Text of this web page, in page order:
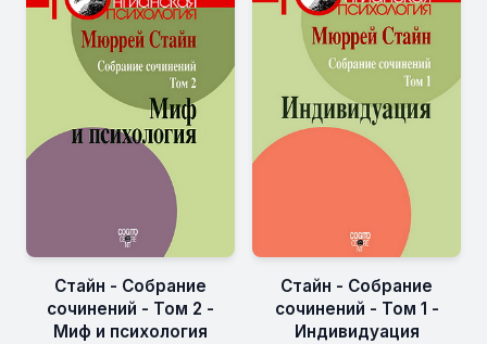
Стайн - Собрание
сочинений - Том 2 -
Миф и психология
Стайн - Собрание
сочинений - Том 1 -
Индивидуация